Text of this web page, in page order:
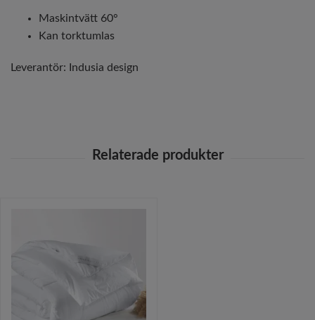
Maskintvätt 60°
Kan torktumlas
Leverantör: Indusia design